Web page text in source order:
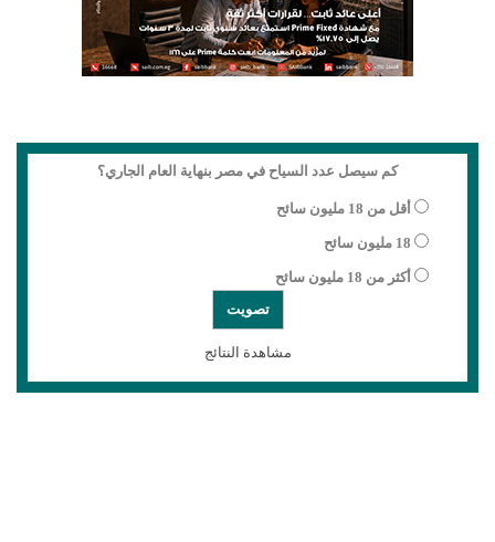
كم سيصل عدد السياح في مصر بنهاية العام الجاري؟
أقل من 18 مليون سائح
18 مليون سائح
أكثر من 18 مليون سائح
مشاهدة النتائج